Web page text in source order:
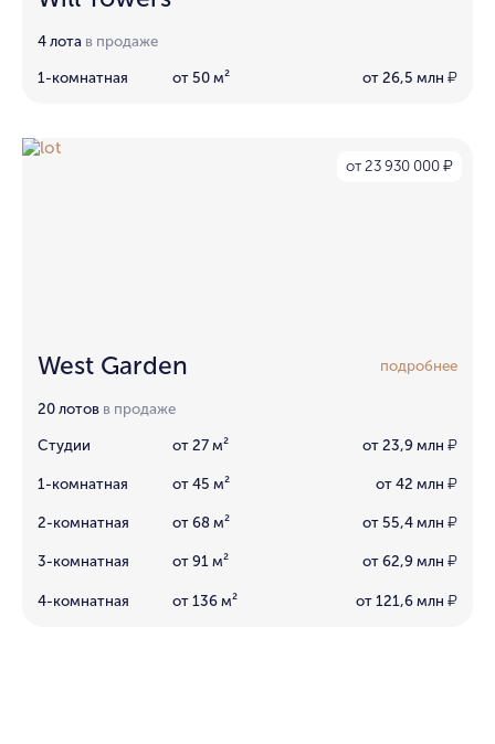
4 лота в продаже
1-комнатная от 50 м² от 26,5 млн ₽
от 23 930 000 ₽
West Garden подробнее
20 лотов в продаже
Студии от 27 м² от 23,9 млн ₽
1-комнатная от 45 м² от 42 млн ₽
2-комнатная от 68 м² от 55,4 млн ₽
3-комнатная от 91 м² от 62,9 млн ₽
4-комнатная от 136 м² от 121,6 млн ₽